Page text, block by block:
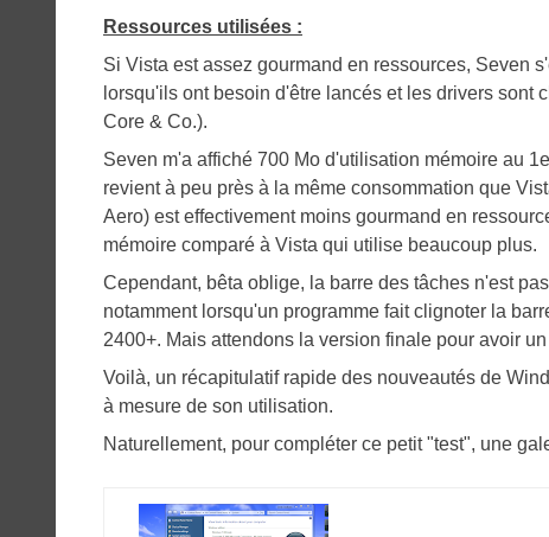
Ressources utilisées :
Si Vista est assez gourmand en ressources, Seven
lorsqu'ils ont besoin d'être lancés et les drivers
Core & Co.).
Seven m'a affiché 700 Mo d'utilisation mémoire au
revient à peu près à la même consommation que
Aero) est effectivement moins gourmand en
mémoire comparé à Vista qui utilise beaucoup plus.
Cependant, bêta oblige, la barre des tâches n'est
notamment lorsqu'un programme fait clignoter la
2400+. Mais attendons la version finale pour avoir
Voilà, un récapitulatif rapide des nouveautés de
à mesure de son utilisation.
Naturellement, pour compléter ce petit "test", une